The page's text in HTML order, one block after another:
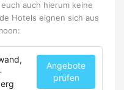
auch hierum keine
Hotels eignen sich aus
Angebote
prüfen